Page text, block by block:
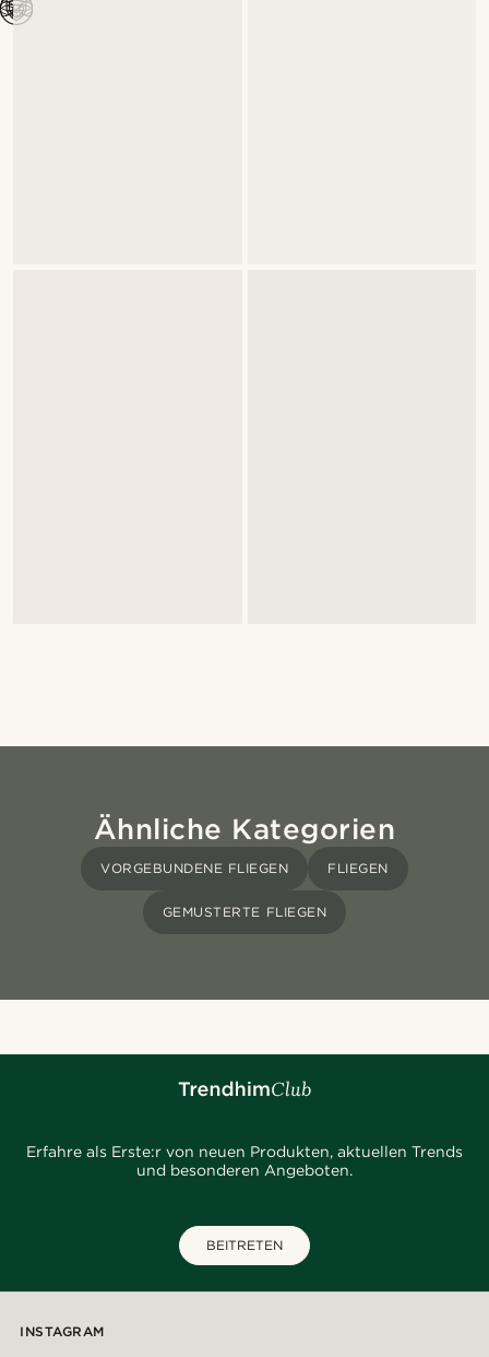
Ähnliche Kategorien
VORGEBUNDENE FLIEGEN FLIEGEN
GEMUSTERTE FLIEGEN
Erfahre als Erste:r von neuen Produkten, aktuellen Trends
und besonderen Angeboten.
BEITRETEN
INSTAGRAM